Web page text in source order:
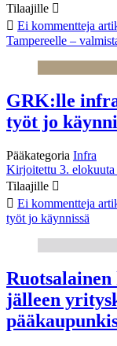
Tilaajille
Ei kommentteja
Tampereelle –
GRK:lle
työt jo
Pääkategoria Infra
Kirjoitettu 3. elokuuta
Tilaajille
Ei kommentteja
työt jo käynnissä
jälleen